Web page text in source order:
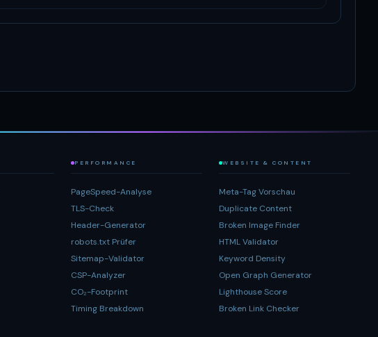
PERFORMANCE
PageSpeed-Analyse
TLS-Check
Header-Generator
robots.txt Prüfer
Sitemap-Validator
CSP-Analyzer
CO₂-Footprint
Timing Breakdown
WEBSITE & CONTENT
Meta-Tag Vorschau
Duplicate Content
Broken Image Finder
HTML Validator
Keyword Density
Open Graph Generator
Lighthouse Score
Broken Link Checker